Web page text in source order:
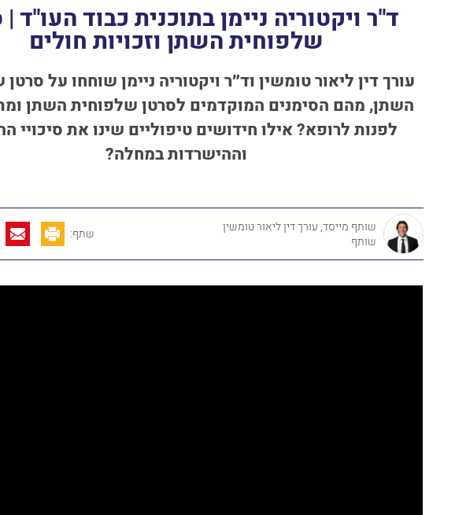
ד"ר ויקטוריה ניימן בתוכנית כבוד העו"ד
שלפוחית השתן וזכויות חולים
עורך דין ליאור טומשיןוד״ר ויקטוריה ניימן שוחחו על
השתן, מהם הסימנים המוקדמים לסרטן שלפוחית השתן
לפנות לרופא? אילו חידושים טיפוליים שינו את סיכויי
וההישרדות במחלה?
שותף מייסד, עורך דין ליאור טומשין
שותף
שתף: